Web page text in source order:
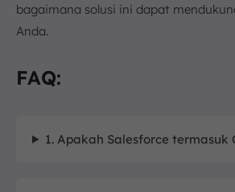
bagaimana solusi ini dapat
Anda.
FAQ:
1. Apakah Salesforce termasuk